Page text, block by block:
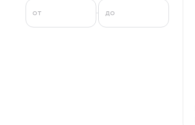
от до